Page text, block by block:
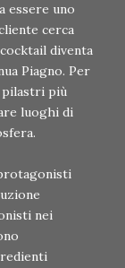
essere uno
cerca
diventa
Piagno. Per
pilastri più
luoghi di
nei